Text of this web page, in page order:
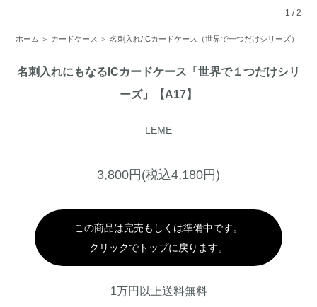
1 /2
ホーム ＞ カードケース ＞名刺入れ/ICカードケース（世界で一つだけシリーズ）
名刺入れにもなるICカードケース「世界で１つだけシリ
ーズ」【A17】
LEME
3,800円(税込4,180円)
この商品は完売もしくは準備中です。
クリックでトップに戻ります。
1万円以上送料無料